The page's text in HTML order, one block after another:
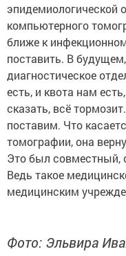
эпидемиологической
компьютерного
ближе к
поставить. В
диагностическое
есть, и квота нам
сказать, всё
поставим. Что
томографии, она
Это был совместный,
Ведь такое
медицинским
Фото: Эльвира